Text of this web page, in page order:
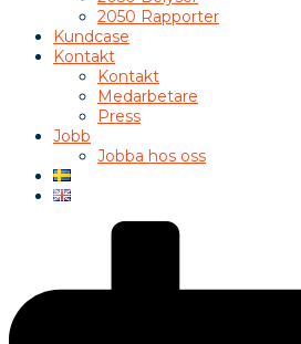
2050 Rapporter
Kundcase
Kontakt
Kontakt
Medarbetare
Press
Jobb
Jobba hos oss